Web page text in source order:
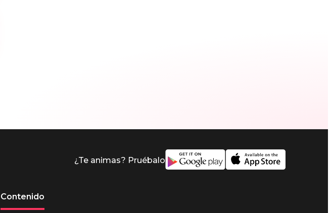
¿Te animas? Pruébalo
Contenido